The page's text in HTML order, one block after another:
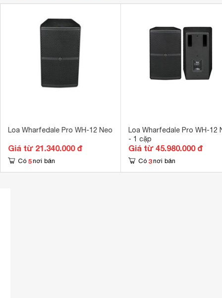
Loa Wharfedale Pro WH-12 Neo
Giá từ 21.340.000 đ
Có 5 nơi bán
Loa Wharfedale Pro WH-12
- 1 cặp
Giá từ 45.980.000 đ
Có 3 nơi bán